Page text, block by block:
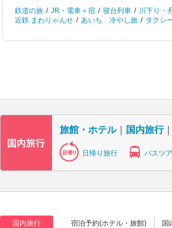
鉄道の旅 / JR・電車＋宿 / 寝台列車 / 川下り・
近鉄 まわりゃんせ / あいち 冷やし旅 / タクシ
旅館・ホテル｜ 国内旅行｜
日帰り旅行 バスツ
国内旅行 宿泊予約(ホテル・旅館) 国